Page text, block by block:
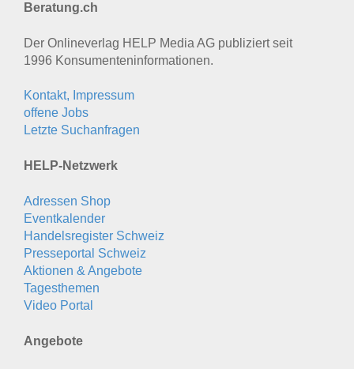
Beratung.ch
Der Onlineverlag HELP Media AG publiziert seit
1996 Konsumenten­informationen.
Kontakt, Impressum
offene Jobs
Letzte Suchanfragen
HELP-Netzwerk
Adressen Shop
Eventkalender
Handelsregister Schweiz
Presseportal Schweiz
Aktionen & Angebote
Tagesthemen
Video Portal
Angebote